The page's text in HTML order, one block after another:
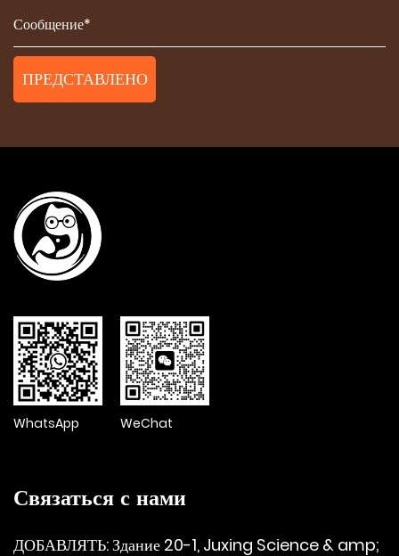
ПРЕДСТАВЛЕНО
WhatsApp WeChat
Связаться с нами
ДОБАВЛЯТЬ: Здание 20-1, Juxing Science & amp;